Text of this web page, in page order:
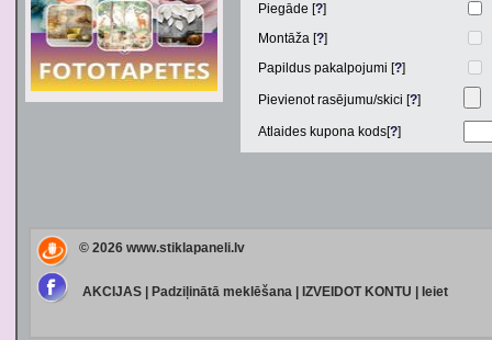
Piegāde [?]
Montāža [?]
Papildus pakalpojumi [?]
Pievienot rasējumu/skici [?]
Atlaides kupona kods[?]
© 2026 www.stiklapaneli.lv
AKCIJAS| Padziļinātā meklēšana| IZVEIDOT KONTU Ieiet